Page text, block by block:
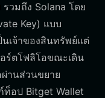
วมถึง Solana โดย
Key) แบบ
นเจ้าของสินทรัพย์แต่
ร์ตโฟลิโอขณะเดิน
านส่วนขยาย
ท็อป Bitget Wallet